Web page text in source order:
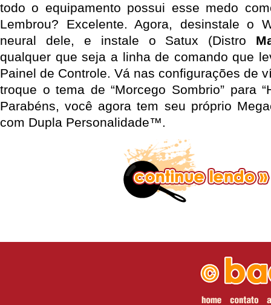
todo o equipamento possui esse medo
Lembrou? Excelente. Agora, desinstale o
neural dele, e instale o Satux (Distro
qualquer que seja a linha de comando que
Painel de Controle. Vá nas configurações de
troque o tema de “Morcego Sombrio” para
Parabéns, você agora tem seu próprio
com Dupla Personalidade™.